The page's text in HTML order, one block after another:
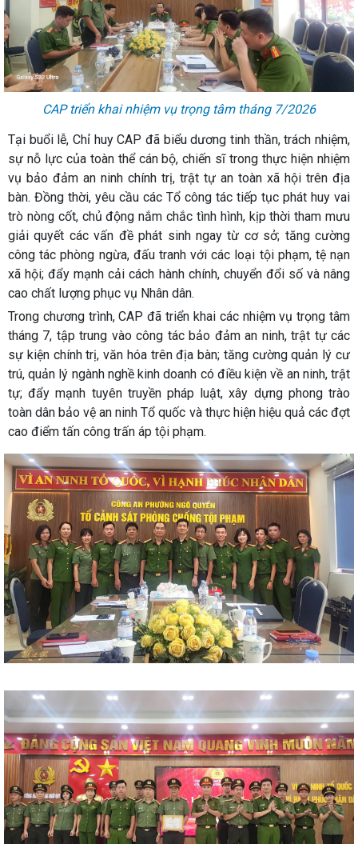
CAP triển khai nhiệm vụ trọng tâm tháng 7/2026
Tại buổi lễ, Chỉ huy CAP đã biểu dương tinh thần, trách nhiệm,
sự nỗ lực của toàn thể cán bộ, chiến sĩ trong thực hiện nhiệm
vụ bảo đảm an ninh chính trị, trật tự an toàn xã hội trên địa
bàn. Đồng thời, yêu cầu các Tổ công tác tiếp tục phát huy vai
trò nòng cốt, chủ động nắm chắc tình hình, kịp thời tham mưu
giải quyết các vấn đề phát sinh ngay từ cơ sở; tăng cường
công tác phòng ngừa, đấu tranh với các loại tội phạm, tệ nạn
xã hội; đẩy mạnh cải cách hành chính, chuyển đổi số và nâng
cao chất lượng phục vụ Nhân dân.
Trong chương trình, CAP đã triển khai các nhiệm vụ trọng tâm
tháng 7, tập trung vào công tác bảo đảm an ninh, trật tự các
sự kiện chính trị, văn hóa trên địa bàn; tăng cường quản lý cư
trú, quản lý ngành nghề kinh doanh có điều kiện về an ninh, trật
tự; đẩy mạnh tuyên truyền pháp luật, xây dựng phong trào
toàn dân bảo vệ an ninh Tổ quốc và thực hiện hiệu quả các đợt
cao điểm tấn công trấn áp tội phạm.